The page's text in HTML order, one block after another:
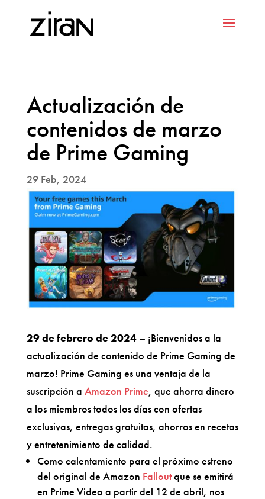
Actualización de
contenidos de marzo
de Prime Gaming
29 Feb, 2024
29 de febrero de 2024– ¡Bienvenidos a la
actualización de contenido de Prime Gaming de
marzo! Prime Gaming es una ventaja de la
suscripción a Amazon Prime, que ahorra dinero
a los miembros todos los días con ofertas
exclusivas, entregas gratuitas, ahorros en recetas
y entretenimiento de calidad.
Como calentamiento para el próximo estreno
del original de Amazon Falloutque se emitirá
en Prime Video a partir del 12 de abril, nos